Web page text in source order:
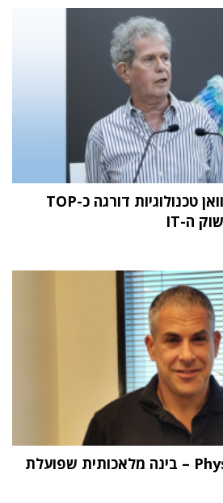
מחקר STKI השנתי: וואן טכנולוגיות דורגה כ-TOP
"העתיד הוא Physical AI – בינה מלאכותית שפועלת